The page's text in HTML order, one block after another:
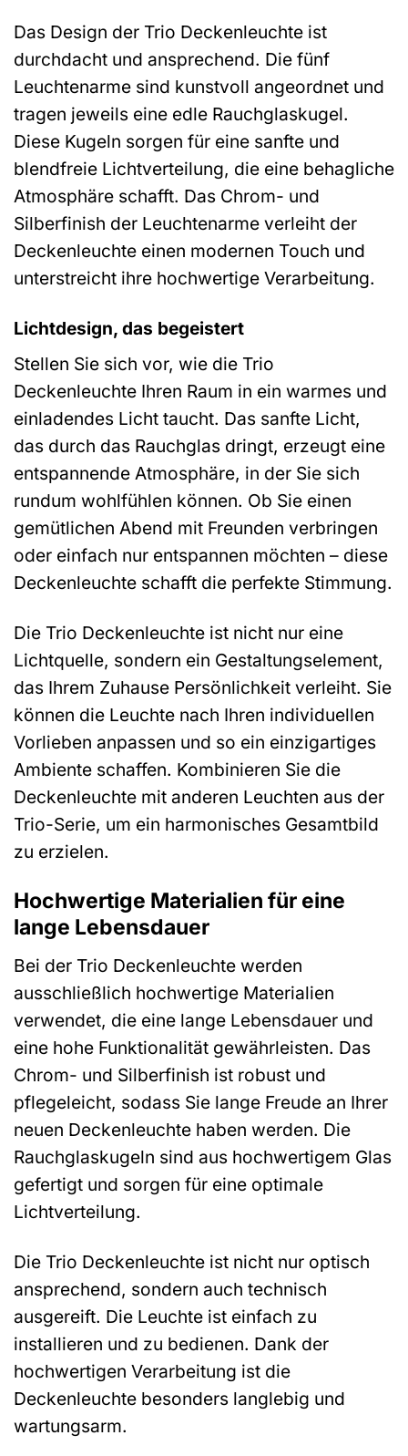
Das Design der Trio Deckenleuchte ist
durchdacht und ansprechend. Die fünf
Leuchtenarme sind kunstvoll angeordnet und
tragen jeweils eine edle Rauchglaskugel.
Diese Kugeln sorgen für eine sanfte und
blendfreie Lichtverteilung, die eine behagliche
Atmosphäre schafft. Das Chrom- und
Silberfinish der Leuchtenarme verleiht der
Deckenleuchte einen modernen Touch und
unterstreicht ihre hochwertige Verarbeitung.
Lichtdesign, das begeistert
Stellen Sie sich vor, wie die Trio
Deckenleuchte Ihren Raum in ein warmes und
einladendes Licht taucht. Das sanfte Licht,
das durch das Rauchglas dringt, erzeugt eine
entspannende Atmosphäre, in der Sie sich
rundum wohlfühlen können. Ob Sie einen
gemütlichen Abend mit Freunden verbringen
oder einfach nur entspannen möchten – diese
Deckenleuchte schafft die perfekte Stimmung.
Die Trio Deckenleuchte ist nicht nur eine
Lichtquelle, sondern ein Gestaltungselement,
das Ihrem Zuhause Persönlichkeit verleiht. Sie
können die Leuchte nach Ihren individuellen
Vorlieben anpassen und so ein einzigartiges
Ambiente schaffen. Kombinieren Sie die
Deckenleuchte mit anderen Leuchten aus der
Trio-Serie, um ein harmonisches Gesamtbild
zu erzielen.
Hochwertige Materialien für eine
lange Lebensdauer
Bei der Trio Deckenleuchte werden
ausschließlich hochwertige Materialien
verwendet, die eine lange Lebensdauer und
eine hohe Funktionalität gewährleisten. Das
Chrom- und Silberfinish ist robust und
pflegeleicht, sodass Sie lange Freude an Ihrer
neuen Deckenleuchte haben werden. Die
Rauchglaskugeln sind aus hochwertigem Glas
gefertigt und sorgen für eine optimale
Lichtverteilung.
Die Trio Deckenleuchte ist nicht nur optisch
ansprechend, sondern auch technisch
ausgereift. Die Leuchte ist einfach zu
installieren und zu bedienen. Dank der
hochwertigen Verarbeitung ist die
Deckenleuchte besonders langlebig und
wartungsarm.